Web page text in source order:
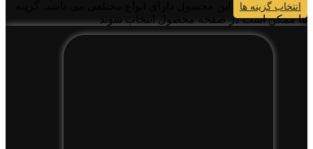
انتخاب گزینه ها
ها ممکن است در صفحه محصول انتخاب شوند